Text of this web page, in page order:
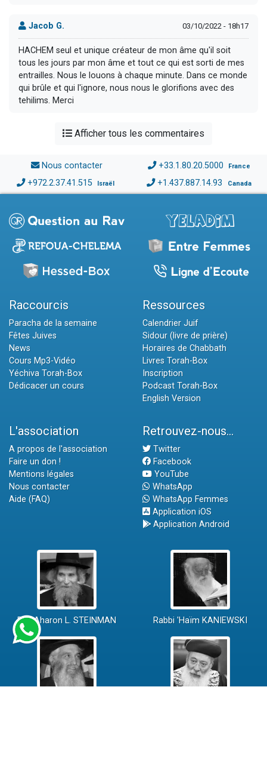
Jacob G. 03/10/2022 - 18h17
HACHEM seul et unique créateur de mon âme qu'il soit
tous les jours par mon âme et tout ce qui est sorti de mes
entrailles. Nous le louons à chaque minute. Dans ce monde
qui brûle et qui l'ignore, nous nous le glorifions avec des
tehilims. Merci
Afficher tous les commentaires
Nous contacter +33.1.80.20.5000 France
+972.2.37.41.515 Israël +1.437.887.14.93 Canada
Raccourcis
Paracha de la semaine
Fêtes Juives
News
Cours Mp3-Vidéo
Yéchiva Torah-Box
Dédicacer un cours
Ressources
Calendrier Juif
Sidour (livre de prière)
Horaires de Chabbath
Livres Torah-Box
Inscription
Podcast Torah-Box
English Version
L'association
A propos de l'association
Faire un don !
Mentions légales
Nous contacter
Aide (FAQ)
Retrouvez-nous...
Twitter
Facebook
YouTube
WhatsApp
WhatsApp Femmes
Application iOS
Application Android
Rav Aharon L. STEINMAN Rabbi 'Haïm KANIEWSKI